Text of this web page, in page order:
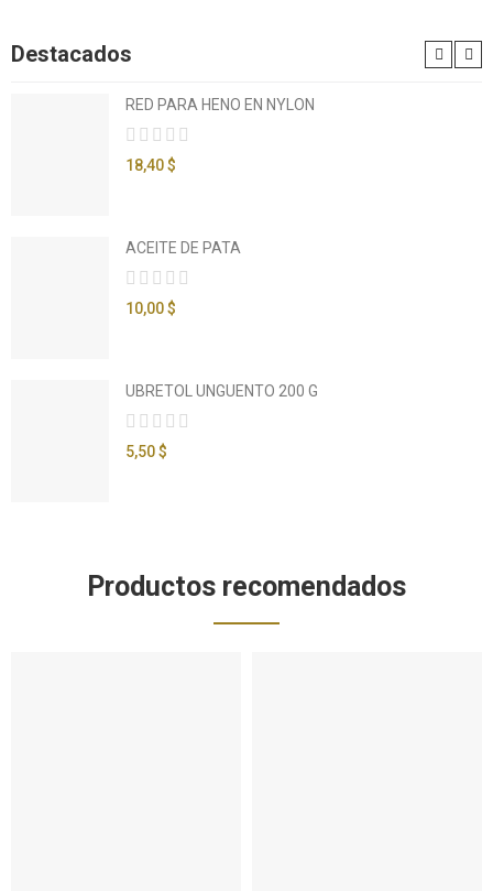
Destacados
RED PARA HENO EN NYLON
18,40 $
ACEITE DE PATA
10,00 $
UBRETOL UNGUENTO 200 G
5,50 $
Productos recomendados